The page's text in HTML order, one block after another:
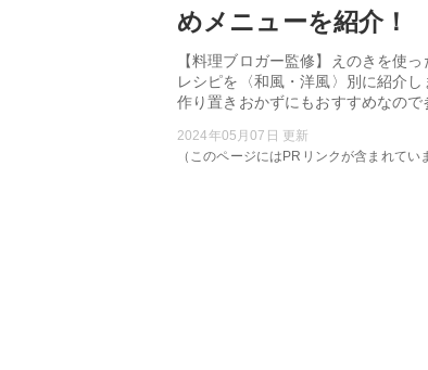
めメニューを紹介！
【料理ブロガー監修】えのきを使
レシピを〈和風・洋風〉別に紹介
作り置きおかずにもおすすめなので
2024年05月07日 更新
（このページにはPRリンクが含まれてい